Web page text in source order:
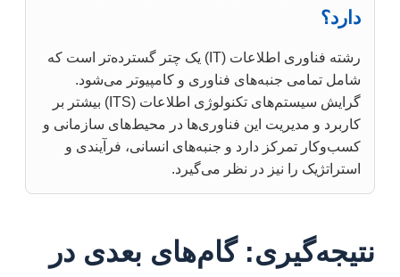
دارد؟
رشته فناوری اطلاعات (IT) یک چتر گسترده‌تر است که
شامل تمامی جنبه‌های فناوری و کامپیوتر می‌شود.
گرایش سیستم‌های تکنولوژی اطلاعات (ITS) بیشتر بر
کاربرد و مدیریت این فناوری‌ها در محیط‌های سازمانی و
کسب‌وکار تمرکز دارد و جنبه‌های انسانی، فرآیندی و
استراتژیک را نیز در نظر می‌گیرد.
نتیجه‌گیری: گام‌های بعدی در